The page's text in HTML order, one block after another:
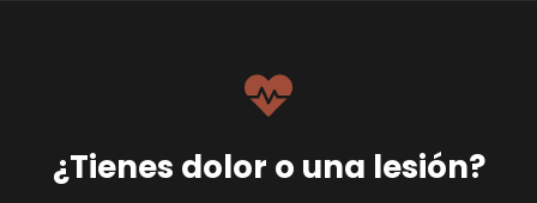
¿Tienes dolor o una lesión?